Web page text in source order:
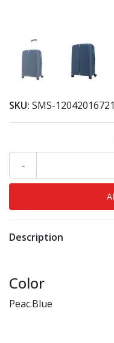
SKU: SMS-12042016721
-
Description
Color
Peac.Blue